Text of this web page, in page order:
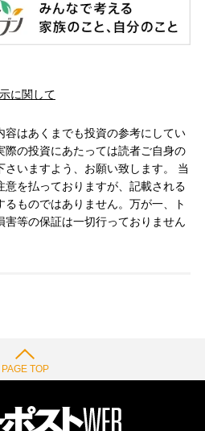
に関して
容はあくまでも投資の参考にしてい
際の投資にあたっては読者ご自身の
いますよう、お願い致します。 当
を払っておりますが、記載される
ものではありません。万が一、ト
害等の保証は一切行っておりません
PAGE TOP